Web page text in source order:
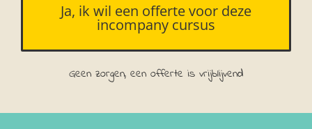
Ja, ik wil een offerte voor deze
incompany cursus
Geen zorgen, een offerte is vrijblijvend